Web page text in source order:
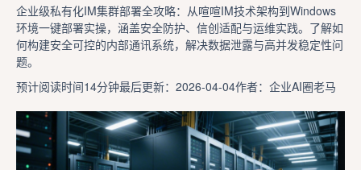
企业级私有化IM集群部署全攻略：从喧喧IM技术架构到Windows
环境一键部署实操，涵盖安全防护、信创适配与运维实践。了解如
何构建安全可控的内部通讯系统，解决数据泄露与高并发稳定性问
题。
预计阅读时间14分钟最后更新：2026-04-04作者：企业AI圈老马